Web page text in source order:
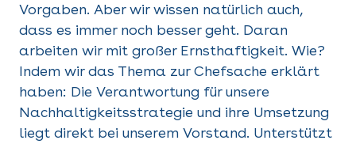
Vorgaben. Aber wir wissen natürlich auch,
dass es immer noch besser geht. Daran
arbeiten wir mit großer Ernsthaftigkeit. Wie?
Indem wir das Thema zur Chefsache erklärt
haben: Die Verantwortung für unsere
Nachhaltigkeitsstrategie und ihre Umsetzung
liegt direkt bei unserem Vorstand. Unterstützt